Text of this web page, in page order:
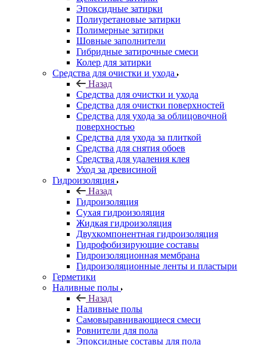
Эпоксидные затирки
Полиуретановые затирки
Полимерные затирки
Шовные заполнители
Гибридные затирочные смеси
Колер для затирки
Средства для очистки и ухода
Назад
Средства для очистки и ухода
Средства для очистки поверхностей
Средства для ухода за облицовочной
поверхностью
Средства для ухода за плиткой
Средства для снятия обоев
Средства для удаления клея
Уход за древисиной
Гидроизоляция
Назад
Гидроизоляция
Сухая гидроизоляция
Жидкая гидроизоляция
Двухкомпонентная гидроизоляция
Гидрофобизирующие составы
Гидроизоляционная мембрана
Гидроизоляционные ленты и пластыри
Герметики
Наливные полы
Назад
Наливные полы
Самовыравнивающиеся смеси
Ровнители для пола
Эпоксидные составы для пола